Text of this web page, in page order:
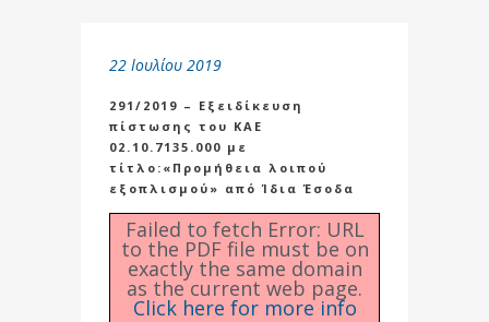
22 Ιουλίου 2019
291/2019 – Εξειδίκευση
πίστωσης του ΚΑΕ
02.10.7135.000 με
τίτλο:«Προμήθεια λοιπού
εξοπλισμού» από Ίδια Έσοδα
Failed to fetch Error: URL
to the PDF file must be on
exactly the same domain
as the current web page.
Click here for more info